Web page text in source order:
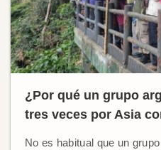
¿Por qué un grupo
tres veces por Asia
No es habitual que un